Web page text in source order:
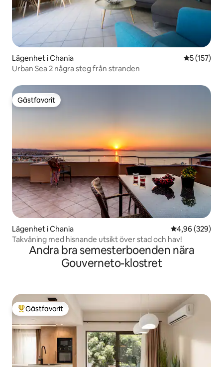
Lägenhet i Chania 5 av 5 i
5 (157)
Urban Sea 2 några steg från stranden
Gästfavorit
Gästfavorit
Lägenhet i Chania 4,96 av 5 i
4,96 (329)
Takvåning med hisnande utsikt över stad och hav!
Andra bra semesterboenden nära
Gouverneto-klostret
Populär gästfavorit
Gästfavorit